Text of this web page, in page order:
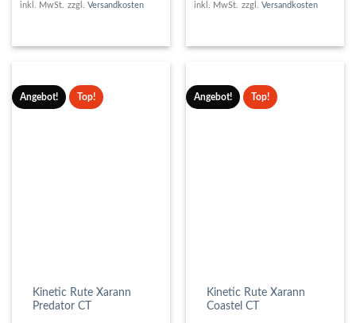
inkl. MwSt. zzgl. Versandkosten inkl. MwSt. zzgl. Versandkosten
Angebot! Top!
Kinetic Rute Xarann
Predator CT
Angebot! Top!
Kinetic Rute Xarann
Coastel CT